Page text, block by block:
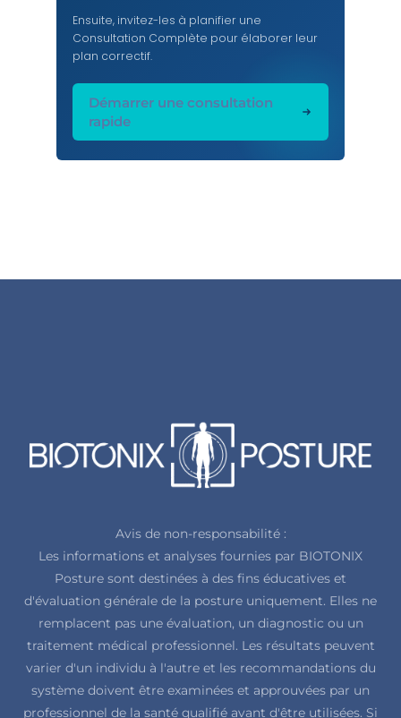
Ensuite, invitez-les à planifier une
Consultation Complète pour élaborer leur
plan correctif.
Démarrer une consultation
rapide
Avis de non-responsabilité :
Les informations et analyses fournies par BIOTONIX
Posture sont destinées à des fins éducatives et
d'évaluation générale de la posture uniquement. Elles ne
remplacent pas une évaluation, un diagnostic ou un
traitement médical professionnel. Les résultats peuvent
varier d'un individu à l'autre et les recommandations du
système doivent être examinées et approuvées par un
professionnel de la santé qualifié avant d'être utilisées. Si